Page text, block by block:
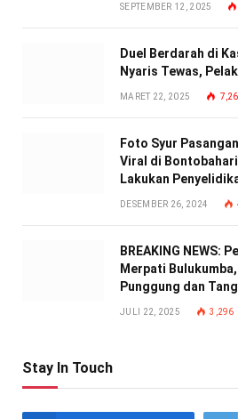
SEPTEMBER 12, 2025
Duel Berdarah di
Nyaris Tewas,
MARET 22, 2025
Foto Syur
Viral di
Lakukan
DESEMBER 26, 2024
BREAKING NEWS:
Merpati
Punggung dan
JULI 22, 2025 3,296
Stay In Touch